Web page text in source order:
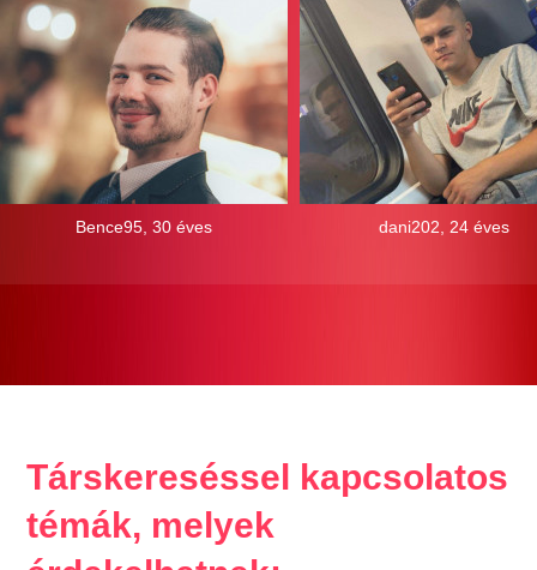
Bence95, 30 éves dani202, 24 éves
Társkereséssel kapcsolatos
témák, melyek